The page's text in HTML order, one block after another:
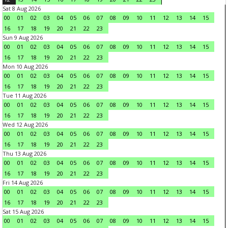
Sat 8 Aug 2026
00
01 02 03 04 05 06 07 08 09 10 11 12 13 14
15
16
17 18 19 20 21 22
23
Sun 9 Aug 2026
00
01 02 03 04 05 06 07 08 09 10 11 12 13 14
15
16
17 18 19 20 21 22
23
Mon 10 Aug 2026
00
01 02 03 04 05 06 07 08 09 10 11 12 13 14
15
16
17 18 19 20 21 22
23
Tue 11 Aug 2026
00
01 02 03 04 05 06 07 08 09 10 11 12 13 14
15
16
17 18 19 20 21 22
23
Wed 12 Aug 2026
00
01 02 03 04 05 06 07 08 09 10 11 12 13 14
15
16
17 18 19 20 21 22
23
Thu 13 Aug 2026
00
01 02 03 04 05 06 07 08 09 10 11 12 13 14
15
16
17 18 19 20 21 22
23
Fri 14 Aug 2026
00
01 02 03 04 05 06 07 08 09 10 11 12 13 14
15
16
17 18 19 20 21 22
23
Sat 15 Aug 2026
00
01 02 03 04 05 06 07 08 09 10 11 12 13 14
15